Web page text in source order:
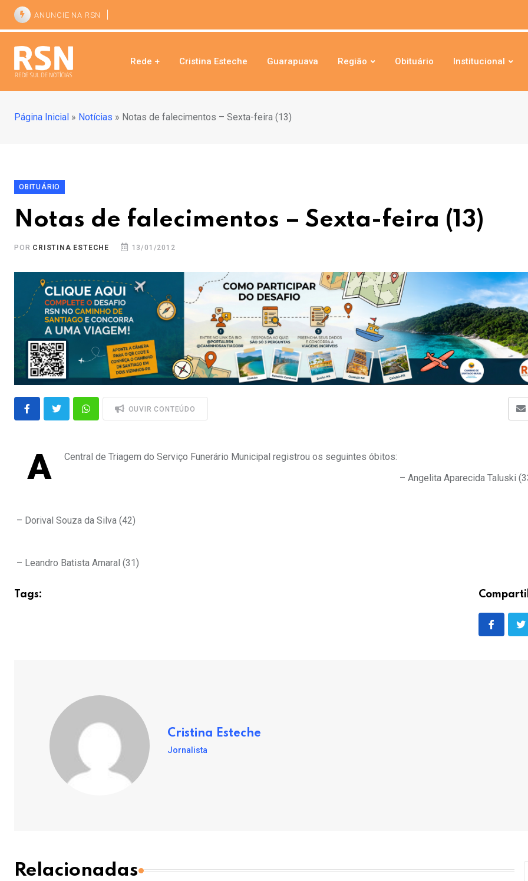
ANUNCIE NA RSN
Rede + Cristina Esteche Guarapuava Região Obituário Institucional
Página Inicial » Notícias » Notas de falecimentos – Sexta-feira (13)
OBITUÁRIO
Notas de falecimentos – Sexta-feira (13)
POR CRISTINA ESTECHE 13/01/2012
OUVIR CONTEÚDO
A
Central de Triagem do Serviço Funerário Municipal registrou os seguintes óbitos:
– Angelita Aparecida Taluski
– Dorival Souza da Silva (42)
– Leandro Batista Amaral (31)
Tags:
Cristina Esteche
Jornalista
Relacionadas